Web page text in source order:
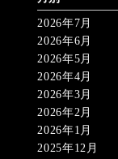
2026年7月
2026年6月
2026年5月
2026年4月
2026年3月
2026年2月
2026年1月
2025年12月